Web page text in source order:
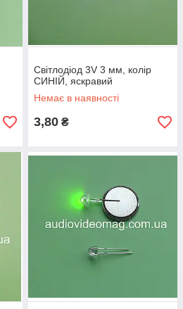
Світлодіод 3V 3 мм, колір
СИНІЙ, яскравий
Немає в наявності
3,80 ₴